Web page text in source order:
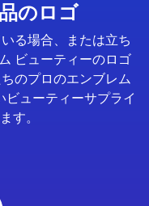
のロゴ
る場合、または立ち
ビューティーのロゴ
のプロのエンブレム
ューティーサプライ
す。